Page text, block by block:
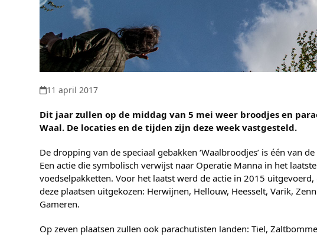
11 april 2017
Dit jaar zullen op de middag van 5 mei weer broodjes en
Waal. De locaties en de tijden zijn deze week vastgesteld.
De dropping van de speciaal gebakken ‘Waalbroodjes’ is één van
Een actie die symbolisch verwijst naar Operatie Manna in het
voedselpakketten. Voor het laatst werd de actie in 2015
deze plaatsen uitgekozen: Herwijnen, Hellouw, Heesselt, Varik,
Gameren.
Op zeven plaatsen zullen ook parachutisten landen: Tiel,